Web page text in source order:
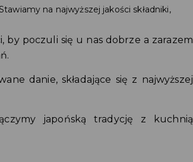
na najwyższej jakości składniki,
by poczuli się u nas dobrze a zarazem
danie, składające się z najwyższej
japońską tradycję z kuchnią